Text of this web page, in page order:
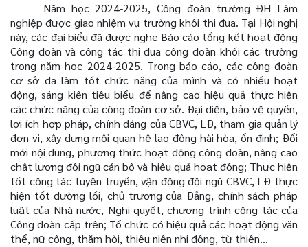
Năm học 2024-2025, Công đoàn trường ĐH Lâm
nghiệp được giao nhiệm vụ trưởng khối thi đua. Tại Hội nghị
này, các đại biểu đã được nghe Báo cáo tổng kết hoạt động
Công đoàn và công tác thi đua công đoàn khối các trường
trong năm học 2024-2025. Trong báo cáo, các công đoàn
cơ sở đã làm tốt chức năng của mình và có nhiều hoạt
động, sáng kiến tiêu biểu để nâng cao hiệu quả thực hiện
các chức năng của công đoàn cơ sở. Đại diện, bảo vệ quyền,
lợi ích hợp pháp, chính đáng của CBVC, LĐ, tham gia quản lý
đơn vị, xây dựng mối quan hệ lao động hài hòa, ổn định; Đổi
mới nội dung, phương thức hoạt động công đoàn, nâng cao
chất lượng đội ngũ cán bộ và hiệu quả hoạt động; Thực hiện
tốt công tác tuyên truyền, vận động đội ngũ CBVC, LĐ thực
hiện tốt đường lối, chủ trương của Đảng, chính sách pháp
luật của Nhà nước, Nghị quyết, chương trình công tác của
Công đoàn cấp trên; Tổ chức có hiệu quả các hoạt động văn
thể, nữ công, thăm hỏi, thiếu niên nhi đồng, từ thiện…